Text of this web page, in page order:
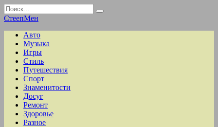
Перейти
к
Search
for:
СтеепМен
Авто
Музыка
Игры
Стиль
Путешествия
Спорт
Знаменитости
Досуг
Ремонт
Здоровье
Разное